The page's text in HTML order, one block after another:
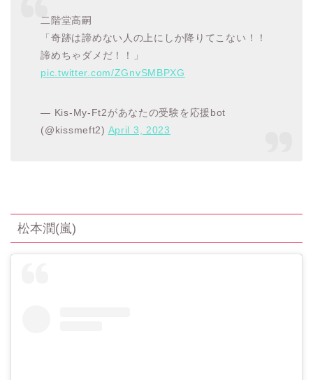
二階堂高嗣
「奇跡は諦めない人の上にしか降りてこない！！
諦めちゃダメだ！！」
pic.twitter.com/ZGnvSMBPXG
— Kis-My-Ft2があなたの受験を応援bot
(@kissmeft2) April 3, 2023
松本潤(嵐)